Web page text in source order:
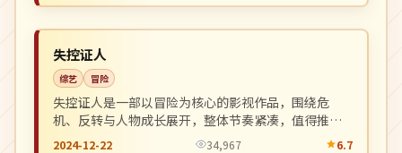
美国
失控证人
综艺 冒险
失控证人是一部以冒险为核心的影视作品，围绕危
机、反转与人物成长展开，整体节奏紧凑，值得推荐
观看。
2024-12-22 34,967 6.7